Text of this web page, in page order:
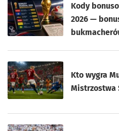
Kody
2026 —
Kto wygra
Mistrzostwa